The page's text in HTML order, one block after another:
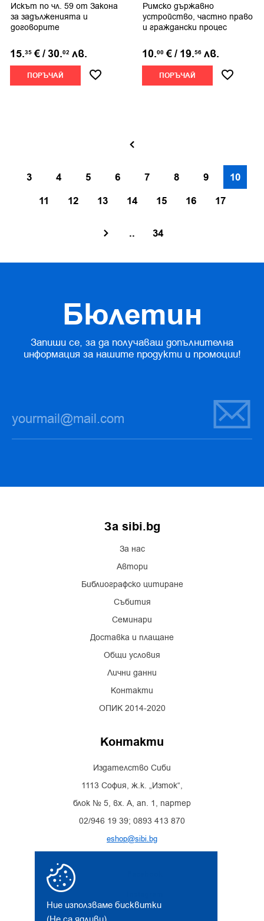
Ние използваме бисквитки
Искът по чл. 59 от Закона
за задълженията и
договорите
15.35 €/30.02 лв.
ПОРЪЧАЙ
Римско държавно
устройство, частно право
и граждански процес
10.00 €/ 19.56 лв.
ПОРЪЧАЙ
3 4 5 6 7 8 9
10
11
12 13 14 15 16 17
.. 34
Бюлетин
Запиши се, за да получаваш допълнителна
информация за нашите продукти и промоции!
За sibi.bg
За нас
Автори
Библиографско цитиране
Събития
Семинари
Доставка и плащане
Общи условия
Лични данни
Контакти
ОПИК 2014-2020
Контакти
Издателство Сиби
1113 София, ж.к. „Изток“,
блок № 5, вх. А, ап. 1, партер
02/946 19 39; 0893 413 870
eshop@sibi.bg